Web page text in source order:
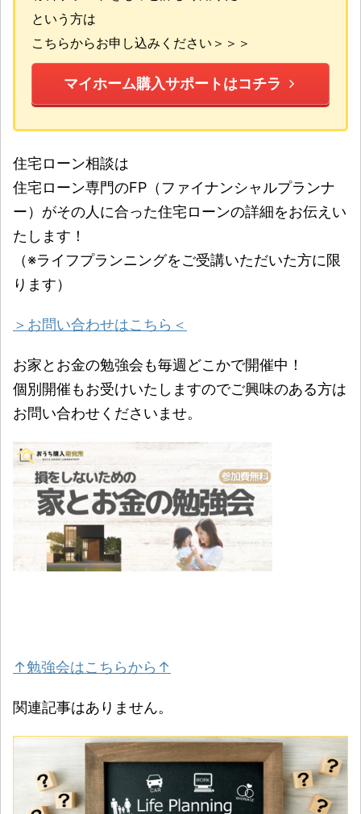
という方は
こちらからお申し込みください＞＞＞
マイホーム購入サポートはコチラ
住宅ローン相談は
住宅ローン専門のFP（ファイナンシャルプランナ
ー）がその人に合った住宅ローンの詳細をお伝えい
たします！
（※ライフプランニングをご受講いただいた方に限
ります）
＞お問い合わせはこちら＜
お家とお金の勉強会も毎週どこかで開催中！
個別開催もお受けいたしますのでご興味のある方は
お問い合わせくださいませ。
↑勉強会はこちらから↑
関連記事はありません。